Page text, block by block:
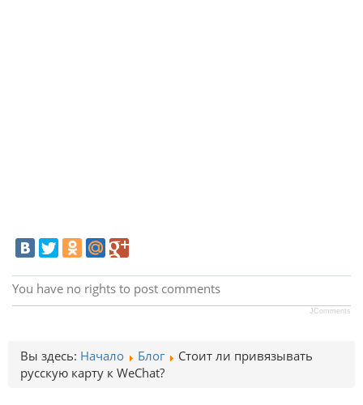
You have no rights to post comments
JComments
Вы здесь: Начало Блог
Стоит ли привязывать
русскую карту к WeChat?